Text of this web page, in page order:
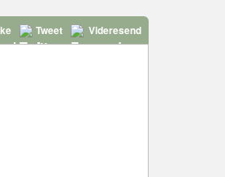
Tweet Videresend